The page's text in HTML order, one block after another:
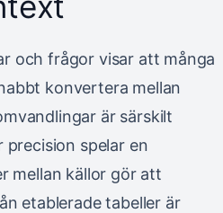
och frågor visar att många
konvertera mellan
är särskilt
spelar en
mellan källor gör att
etablerade tabeller är